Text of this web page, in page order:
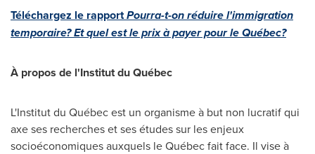
Téléchargez le rapportPourra-t-on réduire l'immigration
temporaire?Et quel est le prix à payer pour le Québec?
À propos de l'Institut du Québec
L'Institut du Québec est un organisme à but non lucratif qui
axe ses recherches et ses études sur les enjeux
socioéconomiques auxquels le Québec fait face. Il vise à